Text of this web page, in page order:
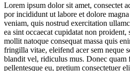
Lorem ipsum dolor sit amet, consectet
por incididunt ut labore et dolore
veniam, quis nostrud exercitation
ea sint occaecat cupidatat non
mollit natoque consequat massa quis
fringilla vitae, eleifend acer sem neque
blandit vel, ridiculus mus. Donec quam
pellentesque eu, pretium consectetuer